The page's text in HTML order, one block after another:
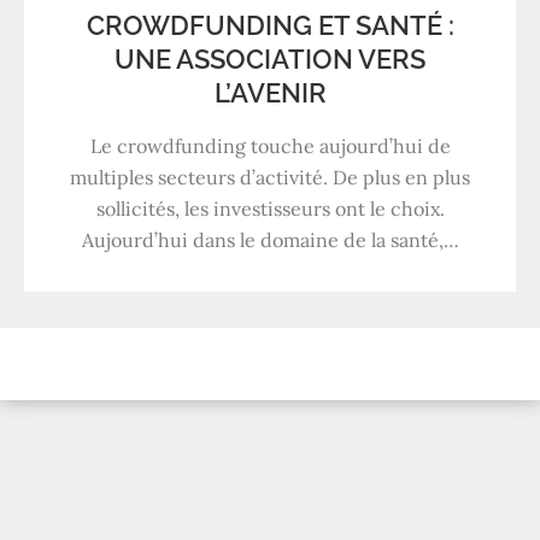
CROWDFUNDING ET SANTÉ :
UNE ASSOCIATION VERS
L’AVENIR
Le crowdfunding touche aujourd’hui de
multiples secteurs d’activité. De plus en plus
sollicités, les investisseurs ont le choix.
Aujourd’hui dans le domaine de la santé,…